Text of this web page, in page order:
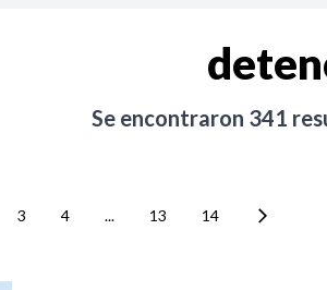
Se encontraron 341
3 4 ... 13 14